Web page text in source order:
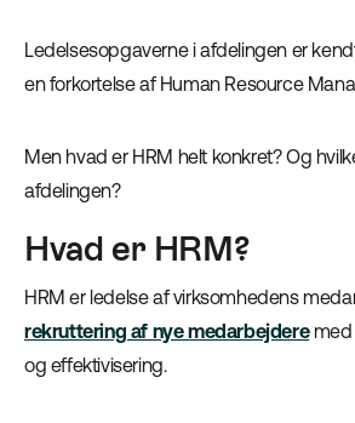
Ledelsesopgaverne i afdelingen er
en forkortelse af Human Resource
Men hvad er HRM helt konkret? Og
afdelingen?
Hvad er HRM?
HRM er ledelse af virksomhedens
rekruttering af nye medarbejderemed
og effektivisering.